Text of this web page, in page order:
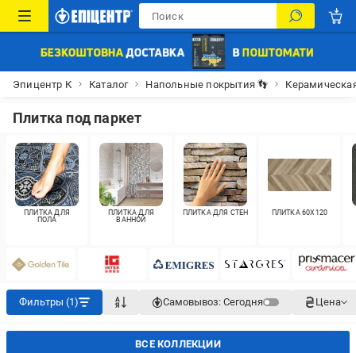
Эпицентр К Каталог Напольные покрытия 👣
Плитка под паркет
ПЛИТКА ДЛЯ
ПОЛА
ПЛИТКА ДЛЯ
ВАННОЙ
ПЛИТКА ДЛЯ СТЕН ПЛИТКА 60X120
Фильтры (1) Самовывоз: Сегодня Цена
ВСЕ КОЛЛЕКЦИИ